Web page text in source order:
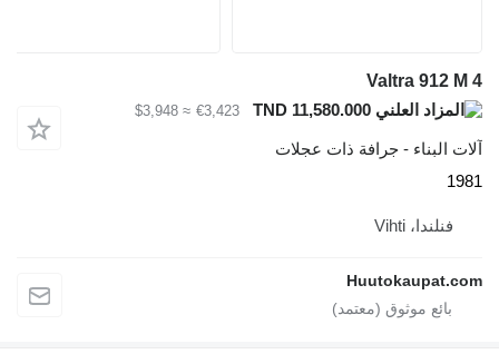
Valtra 912 M 4
€3,423
≈ $3,948
آلات البناء - جرافة ذات عجلات
1981
فنلندا، Vihti
Huutokaupat.com